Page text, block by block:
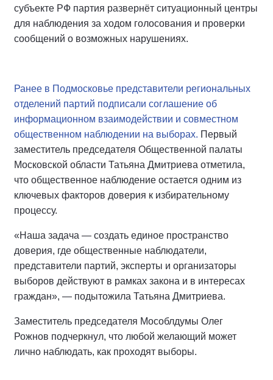
субъекте РФ партия развернёт ситуационный центры
для наблюдения за ходом голосования и проверки
сообщений о возможных нарушениях.
Ранее в Подмосковье представители региональных
отделений партий подписали соглашение об
информационном взаимодействии и совместном
общественном наблюдении на выборах. Первый
заместитель председателя Общественной палаты
Московской области Татьяна Дмитриева отметила,
что общественное наблюдение остается одним из
ключевых факторов доверия к избирательному
процессу.
«Наша задача — создать единое пространство
доверия, где общественные наблюдатели,
представители партий, эксперты и организаторы
выборов действуют в рамках закона и в интересах
граждан», — подытожила Татьяна Дмитриева.
Заместитель председателя Мособлдумы Олег
Рожнов подчеркнул, что любой желающий может
лично наблюдать, как проходят выборы.